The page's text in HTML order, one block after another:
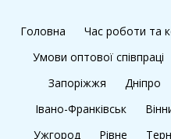
Головна Час роботи та
Умови оптової співпраці
Запоріжжя
Дніпро
Івано-Франківськ
Ужгород
Рівне